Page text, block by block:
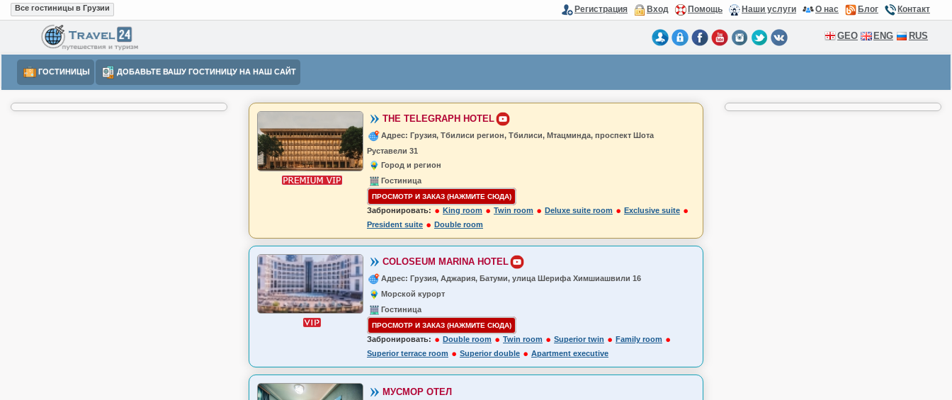
Все гостиницы в Грузии Регистрация Вход Помощь Наши услуги О нас Блог Контакт
GEO ENG RUS
ГОСТИНИЦЫ ДОБАВЬТЕ ВАШУ ГОСТИНИЦУ НА НАШ САЙТ
THE TELEGRAPH HOTEL
Адрес: Грузия, Тбилиси регион, Тбилиси, Мтацминда, проспект Шота
Руставели 31
Город и регион
Гостиница
ПРОСМОТР И ЗАКАЗ (НАЖМИТЕ СЮДА)
Забронировать: King room Twin room Deluxe suite room
Exclusive suite
President suite
Double room
COLOSEUM MARINA HOTEL
Адрес: Грузия, Аджария, Батуми, улица Шерифа Химшиашвили 16
Морской курорт
Гостиница
ПРОСМОТР И ЗАКАЗ (НАЖМИТЕ СЮДА)
Забронировать: Double room Twin room Superior twin
Family room
Superior terrace room
Superior double Apartment executive
МУСМОР ОТЕЛ